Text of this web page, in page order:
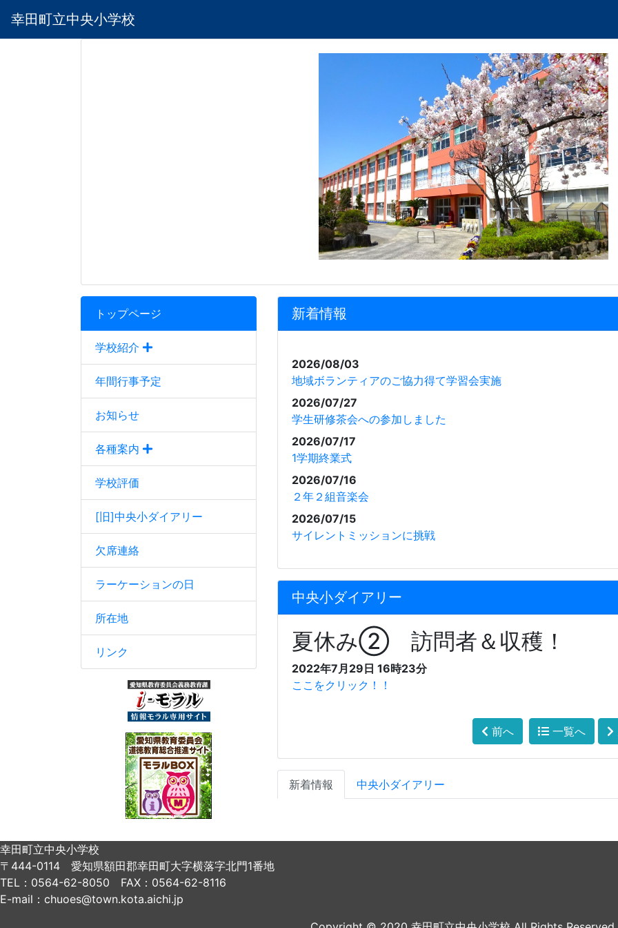
幸田町立中央小学校
トップページ
学校紹介
年間行事予定
お知らせ
各種案内
学校評価
[旧]中央小ダイアリー
欠席連絡
ラーケーションの日
所在地
リンク
新着情報
2026/08/03
地域ボランティアのご協力得て学習会実施
2026/07/27
学生研修茶会への参加しました
2026/07/17
1学期終業式
2026/07/16
２年２組音楽会
2026/07/15
サイレントミッションに挑戦
中央小ダイアリー
夏休み② 訪問者＆収穫！
2022年7月29日 16時23分
ここをクリック！！
前へ 一覧へ
新着情報 中央小ダイアリー
幸田町立中央小学校
〒444-0114 愛知県額田郡幸田町大字横落字北門1番地
TEL：0564-62-8050 FAX：0564-62-8116
E-mail：chuoes@town.kota.aichi.jp